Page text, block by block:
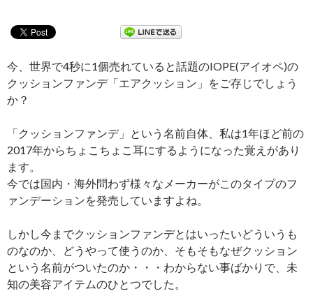
今、世界で4秒に1個売れていると話題のIOPE(アイオペ)の
クッションファンデ「エアクッション」をご存じでしょう
か？
「クッションファンデ」という名前自体、私は1年ほど前の
2017年からちょこちょこ耳にするようになった覚えがあり
ます。
今では国内・海外問わず様々なメーカーがこのタイプのフ
ァンデーションを発売していますよね。
しかし今までクッションファンデとはいったいどういうも
のなのか、どうやって使うのか、そもそもなぜクッション
という名前がついたのか・・・わからない事ばかりで、未
知の美容アイテムのひとつでした。